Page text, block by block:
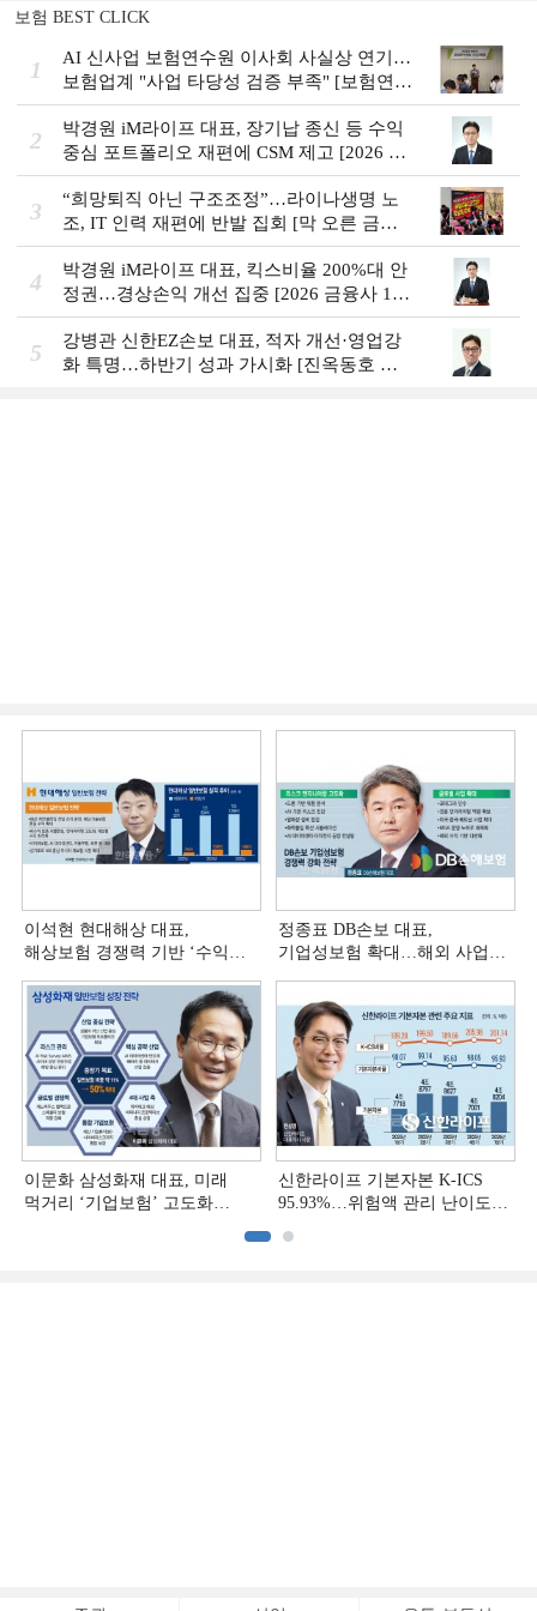
보험 BEST CLICK
1
AI 신사업 보험연수원 이사회 사실상 연기…
보험업계 "사업 타당성 검증 부족" [보험연수
원 AI사업 논란]
2
박경원 iM라이프 대표, 장기납 종신 등 수익
중심 포트폴리오 재편에 CSM 제고 [2026 금
융사 상반기 실적]
3
“희망퇴직 아닌 구조조정”…라이나생명 노
조, IT 인력 재편에 반발 집회 [막 오른 금융
권 하투(夏鬪)]
4
박경원 iM라이프 대표, 킥스비율 200%대 안
정권…경상손익 개선 집중 [2026 금융사 1분
기 실적]
5
강병관 신한EZ손보 대표, 적자 개선·영업강
화 특명…하반기 성과 가시화 [진옥동호 신
이석현 현대해상 대표,
해상보험 경쟁력 기반 ‘수익
(3)]
정종표 DB손보 대표,
기업성보험 확대…해외 사업
이문화 삼성화재 대표, 미래
먹거리 ‘기업보험’ 고도화
신한라이프 기본자본 K-ICS
95.93%…위험액 관리 난이도